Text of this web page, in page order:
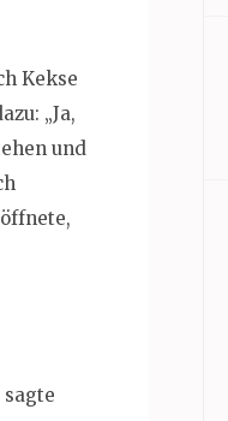
Kekse
„Ja,
und